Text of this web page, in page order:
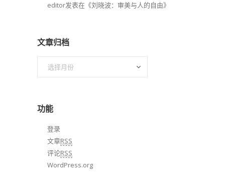
editor发表在《刘晓波：审美与人的自由》
文章归档
功能
登录
文章RSS
评论RSS
WordPress.org